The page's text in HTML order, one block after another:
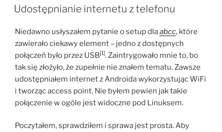
W
Udostępnianie internetu z telefonu
Niedawno usłyszałem pytanie o setup dlaabcc, które
zawierało ciekawy element – jedno z dostępnych
połączeń było przez USB[1]. Zaintrygowało mnie to, bo
tak się złożyło, że zupełnie nie znałem tematu. Zawsze
udostępniałem internet z Androida wykorzystując WiFi
i tworząc access point. Nie byłem pewien jak takie
połączenie w ogóle jest widoczne pod Linuksem.
Poczytałem, sprawdziłem i sprawa jest prosta. Aby